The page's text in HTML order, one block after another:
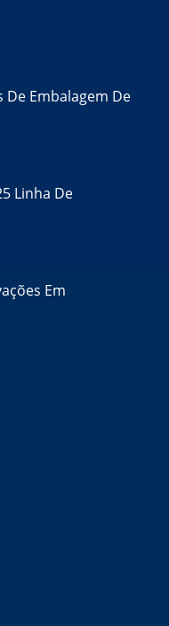
Embalagem De
Linha De
Em